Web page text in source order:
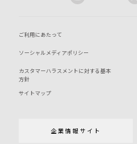
企業情報サイト
ご利用にあたって
ソーシャルメディアポリシー
カスタマーハラスメントに対する基本
方針
サイトマップ